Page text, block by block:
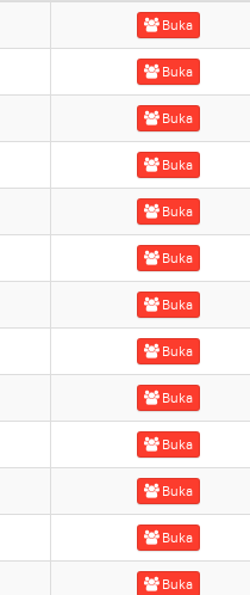
Buka
Buka
Buka
Buka
Buka
Buka
Buka
Buka
Buka
Buka
Buka
Buka
Buka